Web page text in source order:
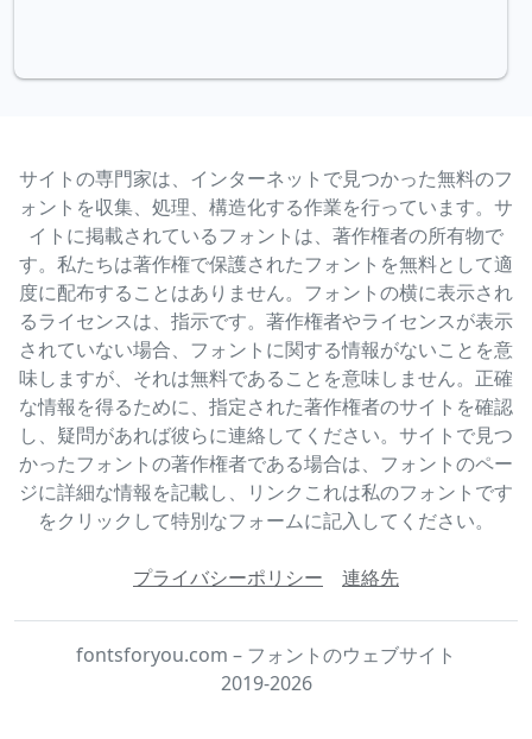
サイトの専門家は、インターネットで見つかった無料のフ
ォントを収集、処理、構造化する作業を行っています。サ
イトに掲載されているフォントは、著作権者の所有物で
す。私たちは著作権で保護されたフォントを無料として適
度に配布することはありません。フォントの横に表示され
るライセンスは、指示です。著作権者やライセンスが表示
されていない場合、フォントに関する情報がないことを意
味しますが、それは無料であることを意味しません。正確
な情報を得るために、指定された著作権者のサイトを確認
し、疑問があれば彼らに連絡してください。サイトで見つ
かったフォントの著作権者である場合は、フォントのペー
ジに詳細な情報を記載し、リンクこれは私のフォントです
をクリックして特別なフォームに記入してください。
プライバシーポリシー 連絡先
fontsforyou.com – フォントのウェブサイト
2019-2026